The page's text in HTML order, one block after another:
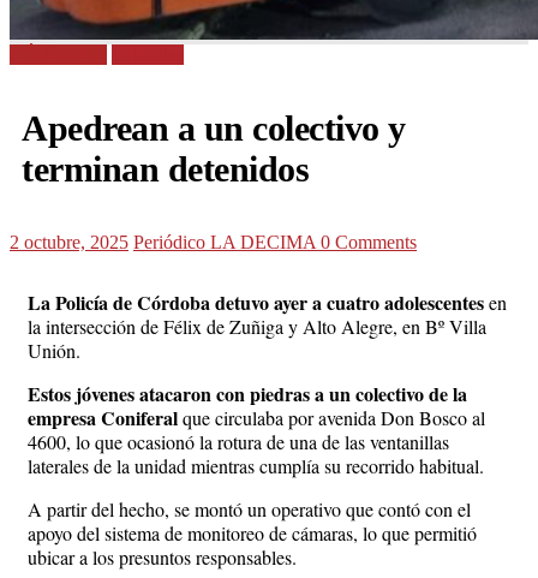
Apedrean a un colectivo y
terminan detenidos
2 octubre, 2025 Periódico LA DECIMA 0 Comments
La Policía de Córdoba detuvo ayer a cuatro adolescentesen
la intersección de Félix de Zuñiga y Alto Alegre, en Bº Villa
Unión.
Estos jóvenes atacaron con piedras a un colectivo de la
empresa Coniferalque circulaba por avenida Don Bosco al
4600, lo que ocasionó la rotura de una de las ventanillas
laterales de la unidad mientras cumplía su recorrido habitual.
A partir del hecho, se montó un operativo que contó con el
apoyo del sistema de monitoreo de cámaras, lo que permitió
ubicar a los presuntos responsables.